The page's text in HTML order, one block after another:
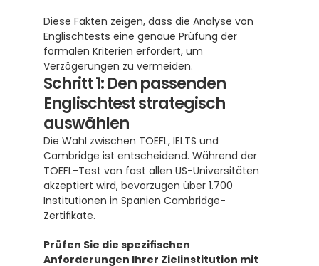
Diese Fakten zeigen, dass die Analyse von
Englischtests eine genaue Prüfung der
formalen Kriterien erfordert, um
Verzögerungen zu vermeiden.
Schritt 1: Den passenden
Englischtest strategisch
auswählen
Die Wahl zwischen TOEFL, IELTS und
Cambridge ist entscheidend. Während der
TOEFL-Test von fast allen US-Universitäten
akzeptiert wird, bevorzugen über 1.700
Institutionen in Spanien Cambridge-
Zertifikate.
Prüfen Sie die spezifischen
Anforderungen Ihrer Zielinstitution mit